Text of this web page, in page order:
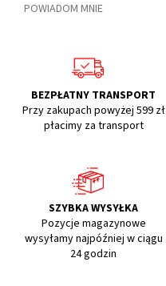
POWIADOM MNIE
BEZPŁATNY TRANSPORT
Przy zakupach powyżej 599 zł
płacimy za transport
SZYBKA WYSYŁKA
Pozycje magazynowe
wysyłamy najpóźniej w ciągu
24 godzin